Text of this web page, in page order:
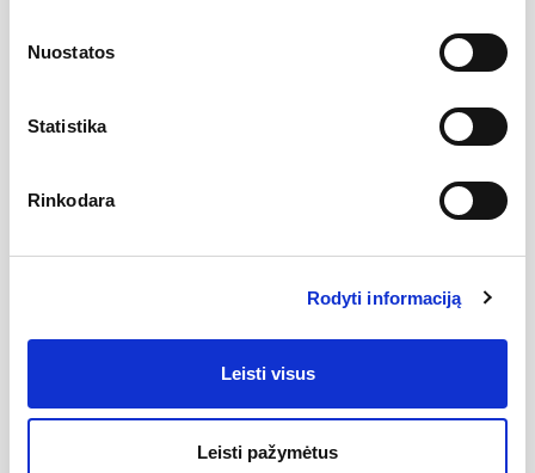
Nuostatos
Statistika
Rinkodara
Rodyti informaciją
Leisti visus
Leisti pažymėtus
Segmentų kiekis 0
Aprašymas